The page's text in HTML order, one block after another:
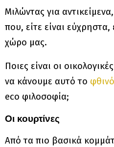
Μιλώντας για
που, είτε είναι
χώρο μας.
Ποιες είναι οι
να κάνουμε αυτό το
eco φιλοσοφία;
Οι κουρτίνες
Από τα πιο βασικά